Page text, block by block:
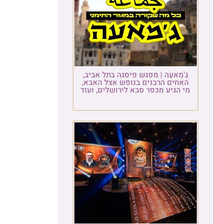
גַ'מַאעַה | מפגש פיסגה בתל אביב,
האחים הרבנים בנופש אצל האבא,
מי הגיע מכפר סבא לירושלים, ועוד